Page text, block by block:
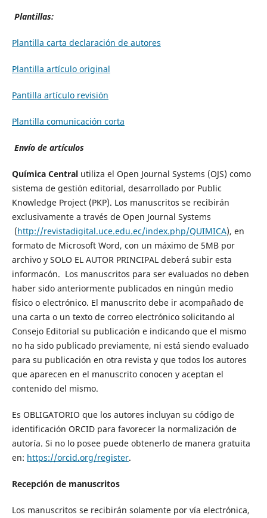
Plantillas:
Plantilla carta declaración de autores
Plantilla artículo original
Pantilla artículo revisión
Plantilla comunicación corta
Envío de artículos
Química Central utiliza el Open Journal Systems (OJS) como
sistema de gestión editorial, desarrollado por Public
Knowledge Project (PKP). Los manuscritos se recibirán
exclusivamente a través de Open Journal Systems
(http://revistadigital.uce.edu.ec/index.php/QUIMICA), en
formato de Microsoft Word, con un máximo de 5MB por
archivo y SOLO EL AUTOR PRINCIPAL deberá subir esta
informacón. Los manuscritos para ser evaluados no deben
haber sido anteriormente publicados en ningún medio
físico o electrónico. El manuscrito debe ir acompañado de
una carta o un texto de correo electrónico solicitando al
Consejo Editorial su publicación e indicando que el mismo
no ha sido publicado previamente, ni está siendo evaluado
para su publicación en otra revista y que todos los autores
que aparecen en el manuscrito conocen y aceptan el
contenido del mismo.
Es OBLIGATORIO que los autores incluyan su código de
identificación ORCID para favorecer la normalización de
autoría. Si no lo posee puede obtenerlo de manera gratuita
en: https://orcid.org/register.
Recepción de manuscritos
Los manuscritos se recibirán solamente por vía electrónica,